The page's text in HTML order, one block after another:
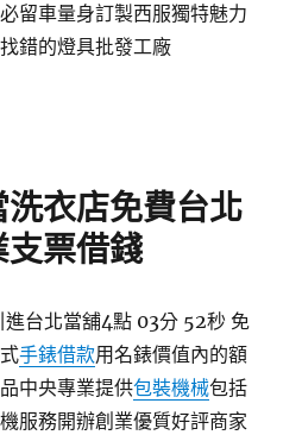
留車量身訂製西服獨特魅力
錯的燈具批發工廠
衣店免費台北
支票借錢
台北當舖4點 03分 52秒 免
手錶借款用名錶價值內的額
中央專業提供包裝機械包括
服務開辦創業優質好評商家